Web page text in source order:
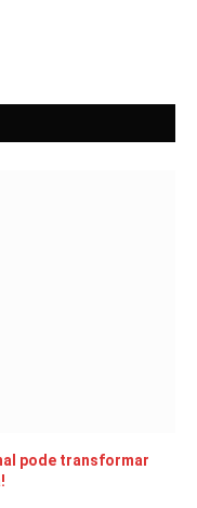
pode transformar